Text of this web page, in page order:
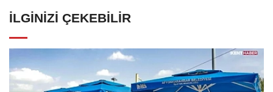
İLGINIZI ÇEKEBILIR